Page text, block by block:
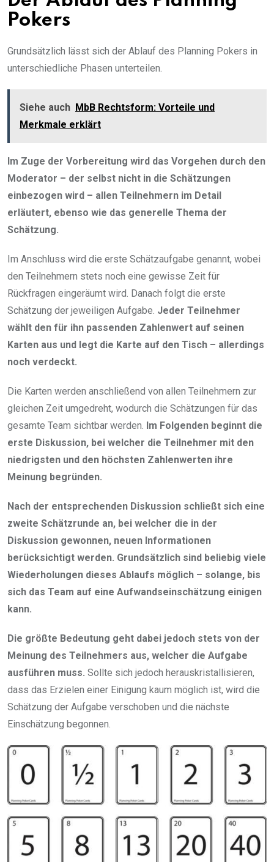
Pokers
Grundsätzlich lässt sich der Ablauf des Planning Pokers in
unterschiedliche Phasen unterteilen.
Siehe auch MbB Rechtsform: Vorteile und
Merkmale erklärt
Im Zuge der Vorbereitung wird das Vorgehen durch den
Moderator – der selbst nicht in die Schätzungen
einbezogen wird – allen Teilnehmern im Detail
erläutert, ebenso wie das generelle Thema der
Schätzung.
Im Anschluss wird die erste Schätzaufgabe genannt, wobei
den Teilnehmern stets noch eine gewisse Zeit für
Rückfragen eingeräumt wird. Danach folgt die erste
Schätzung der jeweiligen Aufgabe. Jeder Teilnehmer
wählt den für ihn passenden Zahlenwert auf seinen
Karten aus und legt die Karte auf den Tisch – allerdings
noch verdeckt.
Die Karten werden anschließend von allen Teilnehmern zur
gleichen Zeit umgedreht, wodurch die Schätzungen für das
gesamte Team sichtbar werden. Im Folgenden beginnt die
erste Diskussion, bei welcher die Teilnehmer mit den
niedrigsten und den höchsten Zahlenwerten ihre
Meinung begründen.
Nach der entsprechenden Diskussion schließt sich eine
zweite Schätzrunde an, bei welcher die in der
Diskussion gewonnen, neuen Informationen
berücksichtigt werden. Grundsätzlich sind beliebig viele
Wiederholungen dieses Ablaufs möglich – solange, bis
sich das Team auf eine Aufwandseinschätzung einigen
kann.
Die größte Bedeutung geht dabei jedoch stets von der
Meinung des Teilnehmers aus, welcher die Aufgabe
ausführen muss. Sollte sich jedoch herauskristallisieren,
dass das Erzielen einer Einigung kaum möglich ist, wird die
Schätzung der Aufgabe verschoben und die nächste
Einschätzung begonnen.